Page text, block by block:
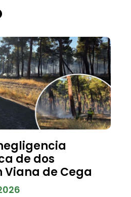
de dos
Viana de Cega